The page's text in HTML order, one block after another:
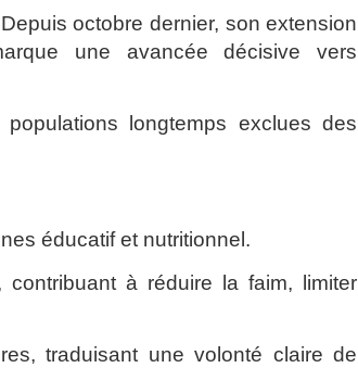
octobre dernier, son extension
une avancée décisive vers
longtemps exclues des
éducatif et nutritionnel.
à réduire la faim, limiter
traduisant une volonté claire de